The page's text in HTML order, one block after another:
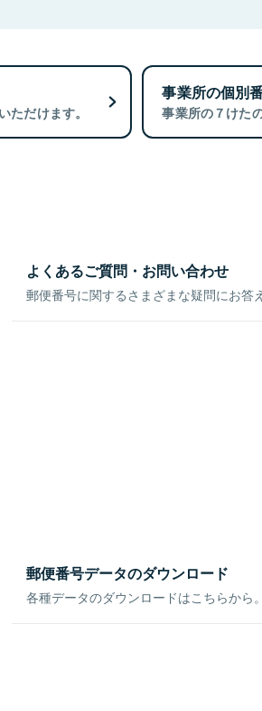
ただけます。
事業所の個別
事業所の７けた
よくあるご質問・お問い合わせ
郵便番号に関するさまざまな疑問にお答
郵便番号データのダウンロード
各種データのダウンロードはこちらから